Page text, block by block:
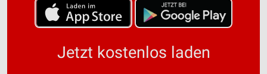
Jetzt kostenlos laden